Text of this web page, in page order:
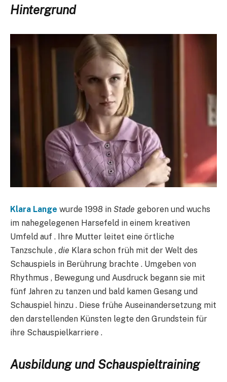
Hintergrund
Klara Lange wurde 1998 in Stade geboren und wuchs
im nahegelegenen Harsefeld in einem kreativen
Umfeld auf . Ihre Mutter leitet eine örtliche
Tanzschule , die Klara schon früh mit der Welt des
Schauspiels in Berührung brachte . Umgeben von
Rhythmus , Bewegung und Ausdruck begann sie mit
fünf Jahren zu tanzen und bald kamen Gesang und
Schauspiel hinzu . Diese frühe Auseinandersetzung mit
den darstellenden Künsten legte den Grundstein für
ihre Schauspielkarriere .​​​​
Ausbildung und Schauspieltraining​